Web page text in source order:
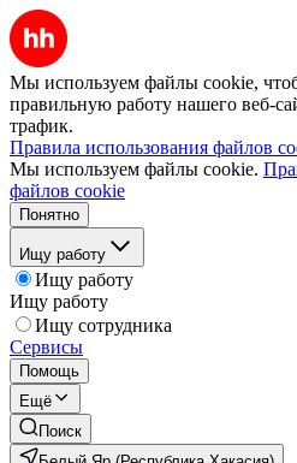
Мы используем файлы cookie,
правильную работу нашего веб-
трафик.
Правила использования файлов
Мы используем файлы cookie.
файлов cookie
Понятно
Ищу работу
Ищу работу
Ищу работу
Ищу сотрудника
Сервисы
Помощь
Ещё
Поиск